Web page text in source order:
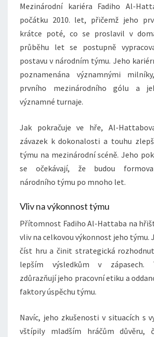
Mezinárodní kariéra Fadiho Al-
počátku 2010. let, přičemž jeho
krátce poté, co se proslavil v
průběhu let se postupně
postavu v národním týmu. Jeho
poznamenána významnými
prvního mezinárodního gólu a
významné turnaje.
Jak pokračuje ve hře, Al-
závazek k dokonalosti a touhu
týmu na mezinárodní scéně. Jeho
se očekávají, že budou
národního týmu po mnoho let.
Vliv na výkonnost týmu
Přítomnost Fadiho Al-Hattaba na
vliv na celkovou výkonnost jeho týmu.
číst hru a činit strategická
lepším výsledkům v zápasech.
zdůrazňují jeho pracovní etiku a
faktory úspěchu týmu.
Navíc, jeho zkušenosti v situacích s
vštípily mladším hráčům důvěru,